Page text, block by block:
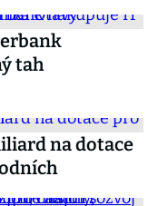
tah
na dotace